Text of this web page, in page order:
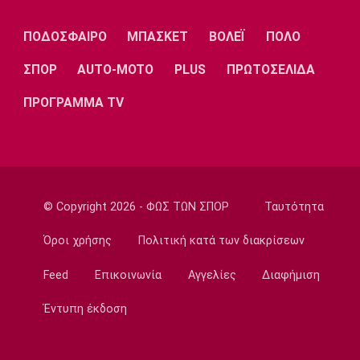
Ίντερ
Ντόρτμουντ
Ζερμέν
ΠΟΔΟΣΦΑΙΡΟ ΜΠΑΣΚΕΤ ΒΟΛΕΪ ΠΟΛΟ
ΣΠΟΡ AUTO-MOTO PLUS ΠΡΩΤΟΣΕΛΙΔΑ
ΠΡΟΓΡΑΜΜΑ TV
© Copyright 2026 - ΦΩΣ ΤΩΝ ΣΠΟΡ Ταυτότητα
Όροι χρήσης Πολιτική κατά των διακρίσεων
Feed Επικοινωνία Αγγελίες Διαφήμιση
Έντυπη έκδοση